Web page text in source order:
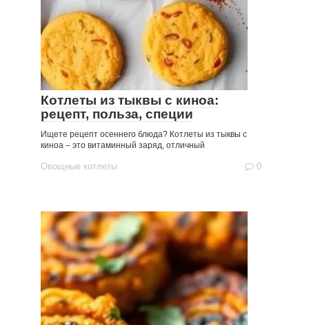
Котлеты из тыквы с киноа:
рецепт, польза, специи
Ищете рецепт осеннего блюда? Котлеты из тыквы с
киноа – это витаминный заряд, отличный
Овощные котлеты 0